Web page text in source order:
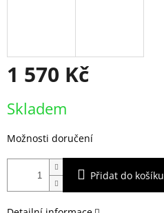
1 570 Kč
cena:
Skladem
Možnosti doručení
Přidat do košíku